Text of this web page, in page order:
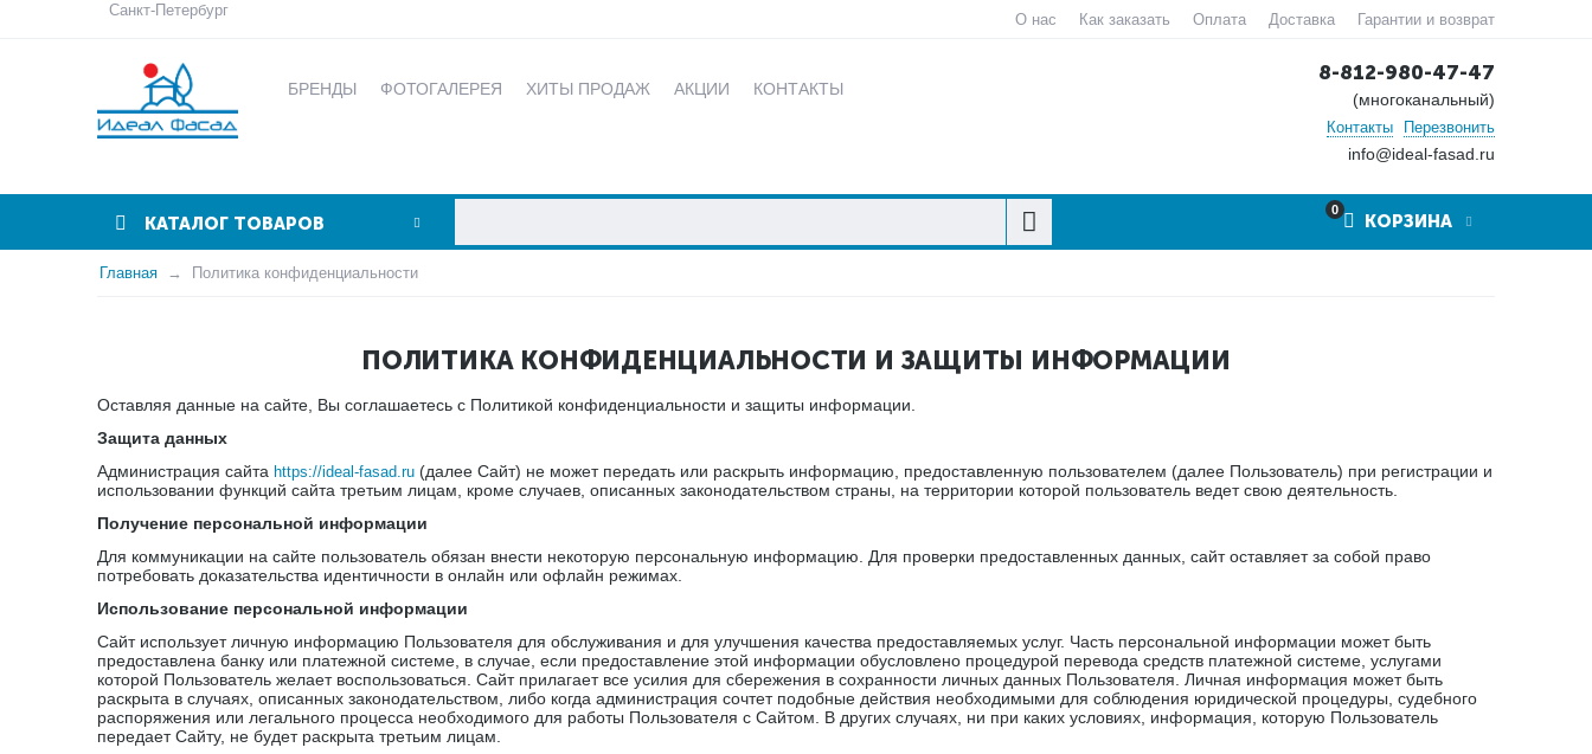
Санкт-Петербург
О нас Как заказать Оплата Доставка Гарантии и возврат
БРЕНДЫ ФОТОГАЛЕРЕЯ ХИТЫ ПРОДАЖ АКЦИИ КОНТАКТЫ
8-812-980-47-47
(многоканальный)
Контакты Перезвонить
info@ideal-fasad.ru
КАТАЛОГ ТОВАРОВ
0
КОРЗИНА
Главная Политика конфиденциальности
ПОЛИТИКА КОНФИДЕНЦИАЛЬНОСТИ И ЗАЩИТЫ ИНФОРМАЦИИ
Оставляя данные на сайте, Вы соглашаетесь с Политикой конфиденциальности и защиты информации.
Защита данных
Администрация сайта https://ideal-fasad.ru (далее Сайт) не может передать или раскрыть информацию, предоставленную пользователем (далее Пользователь) при регистрации и
использовании функций сайта третьим лицам, кроме случаев, описанных законодательством страны, на территории которой пользователь ведет свою деятельность.
Получение персональной информации
Для коммуникации на сайте пользователь обязан внести некоторую персональную информацию. Для проверки предоставленных данных, сайт оставляет за собой право
потребовать доказательства идентичности в онлайн или офлайн режимах.
Использование персональной информации
Сайт использует личную информацию Пользователя для обслуживания и для улучшения качества предоставляемых услуг. Часть персональной информации может быть
предоставлена банку или платежной системе, в случае, если предоставление этой информации обусловлено процедурой перевода средств платежной системе, услугами
которой Пользователь желает воспользоваться. Сайт прилагает все усилия для сбережения в сохранности личных данных Пользователя. Личная информация может быть
раскрыта в случаях, описанных законодательством, либо когда администрация сочтет подобные действия необходимыми для соблюдения юридической процедуры, судебного
распоряжения или легального процесса необходимого для работы Пользователя с Сайтом. В других случаях, ни при каких условиях, информация, которую Пользователь
передает Сайту, не будет раскрыта третьим лицам.